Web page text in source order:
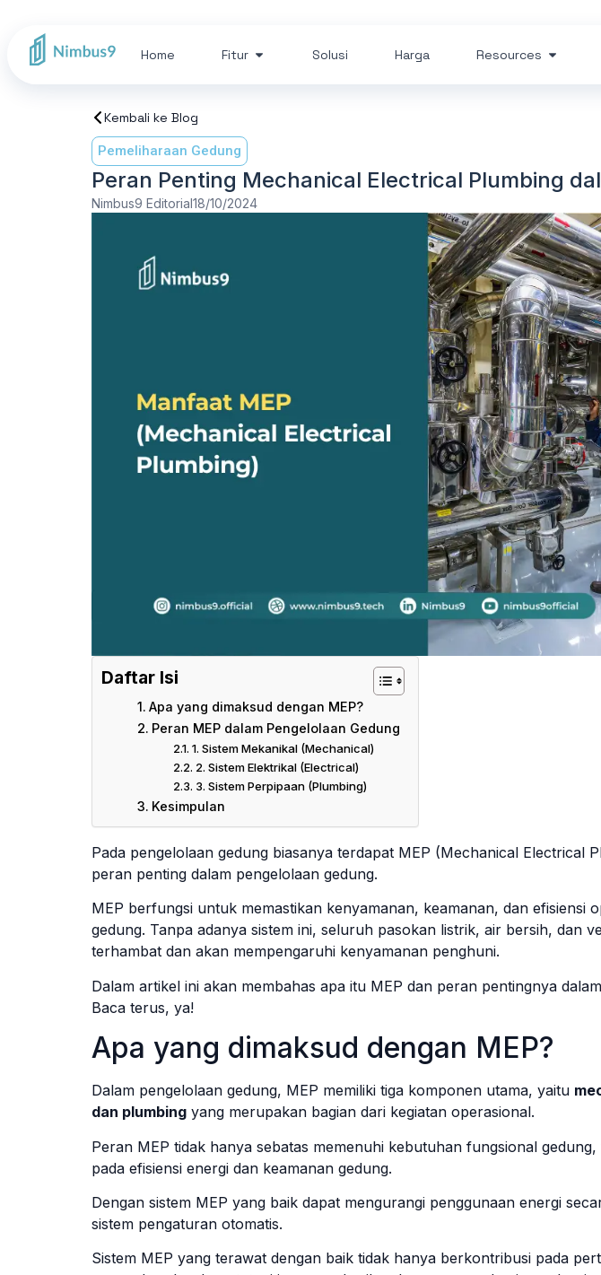
Home Fitur Solusi Harga Resources
Kembali ke Blog
Pemeliharaan Gedung
Peran Penting Mechanical Electrical Plumbing
Nimbus9 Editorial18/10/2024
Daftar Isi
Apa yang dimaksud dengan MEP?
Peran MEP dalam Pengelolaan Gedung
1. Sistem Mekanikal (Mechanical)
2. Sistem Elektrikal (Electrical)
3. Sistem Perpipaan (Plumbing)
Kesimpulan
Pada pengelolaan gedung biasanya terdapat MEP (Mechanical Electrical
peran penting dalam pengelolaan gedung.
MEP berfungsi untuk memastikan kenyamanan, keamanan, dan efisiensi
gedung. Tanpa adanya sistem ini, seluruh pasokan listrik, air bersih, dan
terhambat dan akan mempengaruhi kenyamanan penghuni.
Dalam artikel ini akan membahas apa itu MEP dan peran pentingnya
Baca terus, ya!
Apa yang dimaksud dengan MEP?
Dalam pengelolaan gedung, MEP memiliki tiga komponen utama, yaitu
dan plumbing yang merupakan bagian dari kegiatan operasional.
Peran MEP tidak hanya sebatas memenuhi kebutuhan fungsional
pada efisiensi energi dan keamanan gedung.
Dengan sistem MEP yang baik dapat mengurangi penggunaan energi
sistem pengaturan otomatis.
Sistem MEP yang terawat dengan baik tidak hanya berkontribusi pada